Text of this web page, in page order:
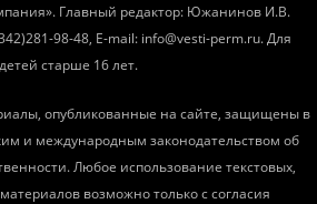
Главный редактор: Южанинов И.В.
98-48, E-mail: info@vesti-perm.ru. Для
детей старше 16 лет.
опубликованные на сайте, защищены в
и международным законодательством об
Любое использование текстовых,
возможно только с согласия